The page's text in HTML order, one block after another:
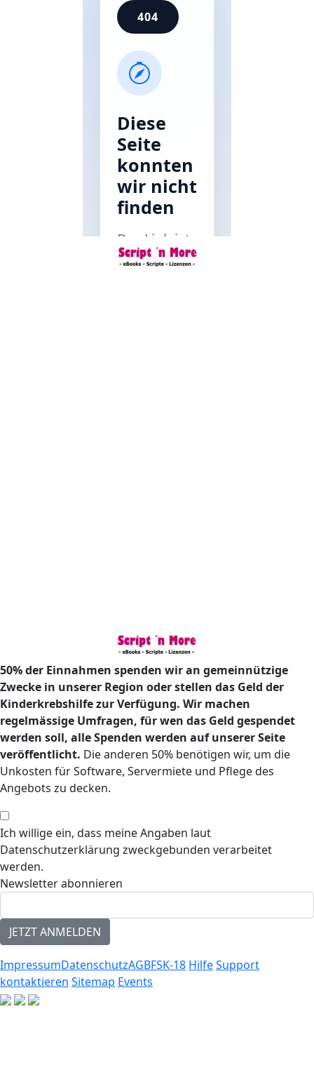
50% der Einnahmen spenden wir an gemeinnützige
Zwecke in unserer Region oder stellen das Geld der
Kinderkrebshilfe zur Verfügung. Wir machen
regelmässige Umfragen, für wen das Geld gespendet
werden soll, alle Spenden werden auf unserer Seite
veröffentlicht. Die anderen 50% benötigen wir, um die
Unkosten für Software, Servermiete und Pflege des
Angebots zu decken.
Ich willige ein, dass meine Angaben laut
Datenschutzerklärung zweckgebunden verarbeitet
werden.
Newsletter abonnieren
ImpressumDatenschutzAGBFSK-18 HilfeSupport
kontaktieren Sitemap Events